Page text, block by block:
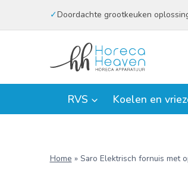
Doordachte grootkeuken
RVS Koelen en
Home » Saro Elektrisch fornuis met